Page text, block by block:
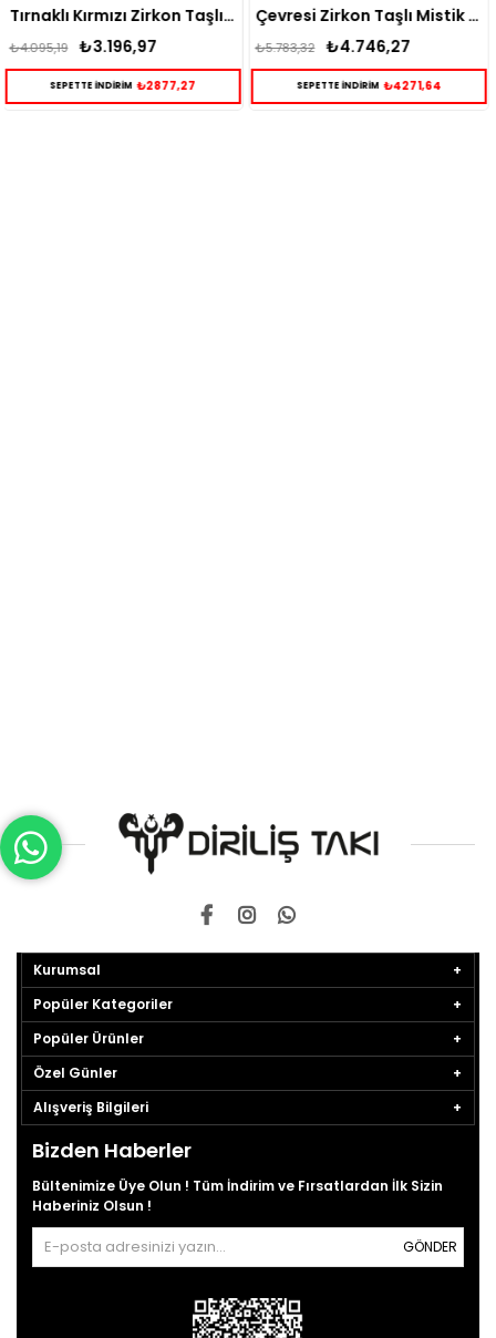
Tırnaklı Kırmızı Zirkon Taşlı 925 Ayar Erkek Gümüş Yüzük
Çevresi Zirkon Taşlı Mistik Topaz Gümüş Yüzük
₺4.746,27
₺5.783,32
SEPETTE İNDİRİM ₺4271,64
₺3.082,95
₺3.954,52
SEPETTE İNDİRİM ₺2774,65
Kurumsal
Popüler Kategoriler
Popüler Ürünler
Özel Günler
Alışveriş Bilgileri
Bizden Haberler
Bültenimize Üye Olun ! Tüm İndirim ve Fırsatlardan İlk Sizin
Haberiniz Olsun !
GÖNDER